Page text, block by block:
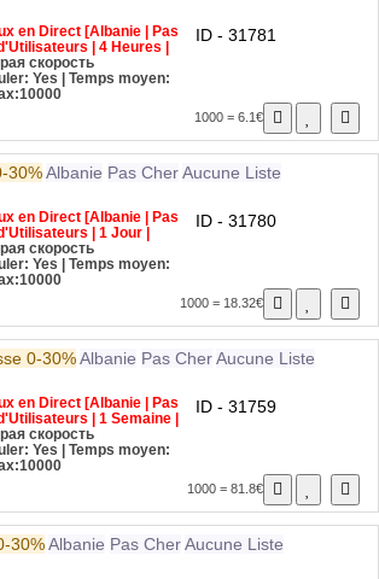
en Direct [Albanie | Pas
| 4 Heures |
скорость
Yes | Temps moyen:
ID - 31781
1000 = 6.1€
30%Albanie Pas CherAucune Liste
en Direct [Albanie | Pas
| 1 Jour |
скорость
Yes | Temps moyen:
ID - 31780
1000 = 18.32€
0-30%Albanie Pas CherAucune Liste
en Direct [Albanie | Pas
| 1 Semaine |
скорость
Yes | Temps moyen:
ID - 31759
1000 = 81.8€
30%Albanie Pas CherAucune Liste